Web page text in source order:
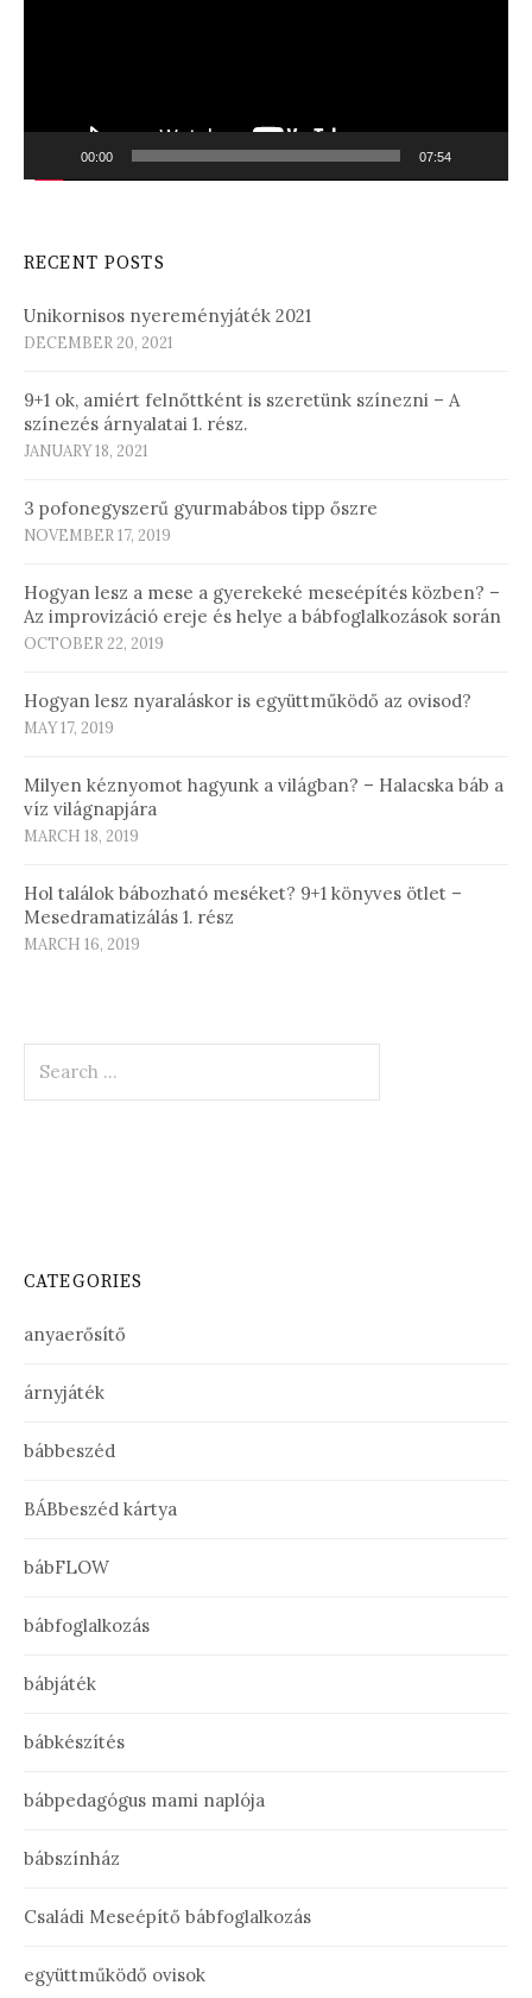
00:00 07:54
RECENT POSTS
Unikornisos nyereményjáték 2021
DECEMBER 20, 2021
9+1 ok, amiért felnőttként is szeretünk színezni – A
színezés árnyalatai 1. rész.
JANUARY 18, 2021
3 pofonegyszerű gyurmabábos tipp őszre
NOVEMBER 17, 2019
Hogyan lesz a mese a gyerekeké meseépítés közben? –
Az improvizáció ereje és helye a bábfoglalkozások során
OCTOBER 22, 2019
Hogyan lesz nyaraláskor is együttműködő az ovisod?
MAY 17, 2019
Milyen kéznyomot hagyunk a világban? – Halacska báb a
víz világnapjára
MARCH 18, 2019
Hol találok bábozható meséket? 9+1 könyves ötlet –
Mesedramatizálás 1. rész
MARCH 16, 2019
for:
CATEGORIES
anyaerősítő
árnyjáték
bábbeszéd
BÁBbeszéd kártya
bábFLOW
bábfoglalkozás
bábjáték
bábkészítés
bábpedagógus mami naplója
bábszínház
Családi Meseépítő bábfoglalkozás
együttműködő ovisok